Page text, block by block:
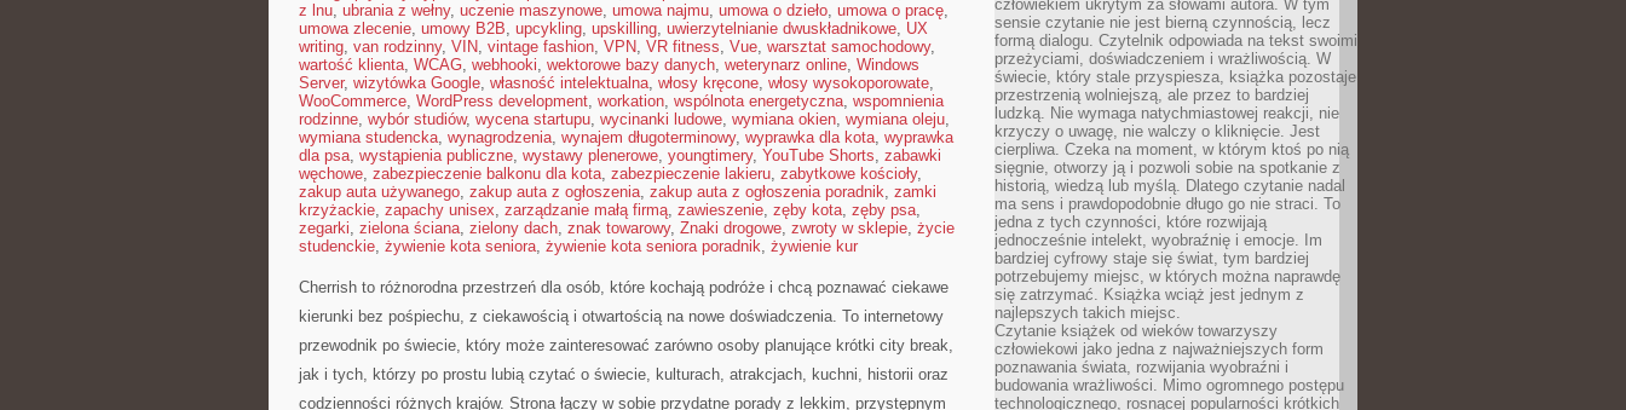
z lnu, ubrania z wełny, uczenie maszynowe, umowa najmu, umowa o dzieło, umowa o pracę,
umowa zlecenie, umowy B2B, upcykling, upskilling, uwierzytelnianie dwuskładnikowe, UX
writing, van rodzinny, VIN, vintage fashion, VPN, VR fitness, Vue, warsztat samochodowy,
wartość klienta, WCAG, webhooki, wektorowe bazy danych, weterynarz online, Windows
Server, wizytówka Google, własność intelektualna, włosy kręcone, włosy wysokoporowate,
WooCommerce, WordPress development, workation, wspólnota energetyczna, wspomnienia
rodzinne, wybór studiów, wycena startupu, wycinanki ludowe, wymiana okien, wymiana oleju,
wymiana studencka, wynagrodzenia, wynajem długoterminowy, wyprawka dla kota, wyprawka
dla psa, wystąpienia publiczne, wystawy plenerowe, youngtimery, YouTube Shorts, zabawki
węchowe, zabezpieczenie balkonu dla kota, zabezpieczenie lakieru, zabytkowe kościoły,
zakup auta używanego, zakup auta z ogłoszenia, zakup auta z ogłoszenia poradnik, zamki
krzyżackie, zapachy unisex, zarządzanie małą firmą, zawieszenie, zęby kota, zęby psa,
zegarki, zielona ściana, zielony dach, znak towarowy, Znaki drogowe, zwroty w sklepie, życie
studenckie, żywienie kota seniora, żywienie kota seniora poradnik, żywienie kur
Cherrish to różnorodna przestrzeń dla osób, które kochają podróże i chcą poznawać ciekawe
kierunki bez pośpiechu, z ciekawością i otwartością na nowe doświadczenia. To internetowy
przewodnik po świecie, który może zainteresować zarówno osoby planujące krótki city break,
jak i tych, którzy po prostu lubią czytać o świecie, kulturach, atrakcjach, kuchni, historii oraz
codzienności różnych krajów. Strona łączy w sobie przydatne porady z lekkim, przystępnym
człowiekiem ukrytym za słowami autora. W tym
sensie czytanie nie jest bierną czynnością, lecz
formą dialogu. Czytelnik odpowiada na tekst swoimi
przeżyciami, doświadczeniem i wrażliwością. W
świecie, który stale przyspiesza, książka pozostaje
przestrzenią wolniejszą, ale przez to bardziej
ludzką. Nie wymaga natychmiastowej reakcji, nie
krzyczy o uwagę, nie walczy o kliknięcie. Jest
cierpliwa. Czeka na moment, w którym ktoś po nią
sięgnie, otworzy ją i pozwoli sobie na spotkanie z
historią, wiedzą lub myślą. Dlatego czytanie nadal
ma sens i prawdopodobnie długo go nie straci. To
jedna z tych czynności, które rozwijają
jednocześnie intelekt, wyobraźnię i emocje. Im
bardziej cyfrowy staje się świat, tym bardziej
potrzebujemy miejsc, w których można naprawdę
się zatrzymać. Książka wciąż jest jednym z
najlepszych takich miejsc.
Czytanie książek od wieków towarzyszy
człowiekowi jako jedna z najważniejszych form
poznawania świata, rozwijania wyobraźni i
budowania wrażliwości. Mimo ogromnego postępu
technologicznego, rosnącej popularności krótkich